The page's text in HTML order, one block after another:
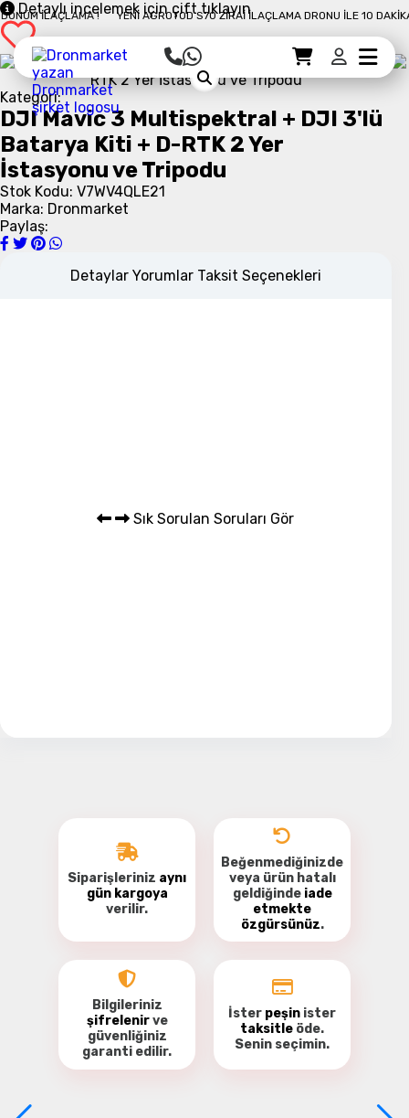
İLAÇLAMA ! YENI AGROTOD S70 ZIRAI İLAÇLAMA DRONU İLE 10
Sepet
Sepet Detayı Ödemeye Geç
Detaylı incelemek için çift tıklayın
Kategori:
DJI Mavic 3 Multispektral + DJI 3'lü
Batarya Kiti + D-RTK 2 Yer
İstasyonu ve Tripodu
Stok Kodu: V7WV4QLE21
Marka: Dronmarket
Paylaş:
Detaylar Yorumlar Taksit Seçenekleri
Sık Sorulan Soruları Gör
Yorum Yaz
Siparişleriniz aynı
gün kargoya
verilir.
Beğenmediğinizde
veya ürün hatalı
geldiğinde iade
etmekte
özgürsünüz.
Bilgileriniz
şifrelenirve
güvenliğiniz
garanti edilir.
İster peşin ister
taksitle öde.
Senin seçimin.